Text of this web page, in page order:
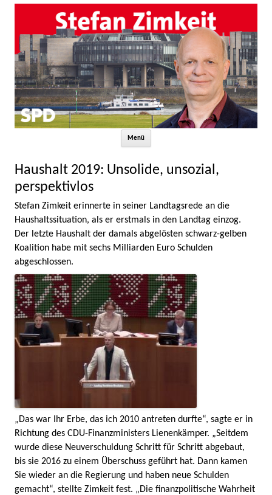
Menü
Haushalt 2019: Unsolide, unsozial,
perspektivlos
Stefan Zimkeit erinnerte in seiner Landtagsrede an die
Haushaltssituation, als er erstmals in den Landtag einzog.
Der letzte Haushalt der damals abgelösten schwarz-gelben
Koalition habe mit sechs Milliarden Euro Schulden
abgeschlossen.
„Das war Ihr Erbe, das ich 2010 antreten durfte“, sagte er in
Richtung des CDU-Finanzministers Lienenkämper. „Seitdem
wurde diese Neuverschuldung Schritt für Schritt abgebaut,
bis sie 2016 zu einem Überschuss geführt hat. Dann kamen
Sie wieder an die Regierung und haben neue Schulden
gemacht“, stellte Zimkeit fest. „Die finanzpolitische Wahrheit